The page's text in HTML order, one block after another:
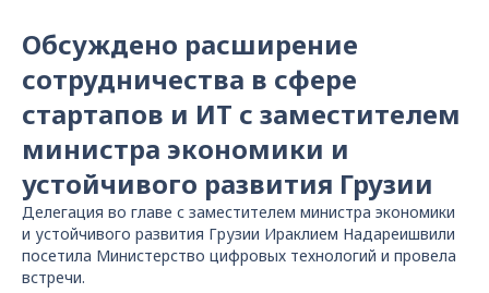
Обсуждено расширение
сотрудничества в сфере
стартапов и ИТ с заместителем
министра экономики и
устойчивого развития Грузии
Делегация во главе с заместителем министра экономики
и устойчивого развития Грузии Ираклием Надареишвили
посетила Министерство цифровых технологий и провела
встречи.